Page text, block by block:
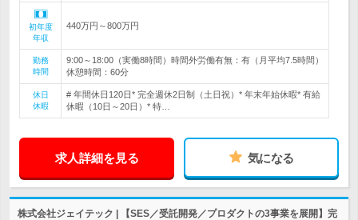
初年度
年収
440万円～800万円
勤務
時間
9:00～18:00（実働8時間）時間外労働有無：有（月平均7.5時間）
休憩時間：60分
休日
休暇
# 年間休日120日* 完全週休2日制（土日祝）* 年末年始休暇* 有給
休暇（10日～20日）* 特…
求人詳細を見る 気になる
株式会社ジェイテック | 【SES／受託開発／プロダクトの3事業を展開】完